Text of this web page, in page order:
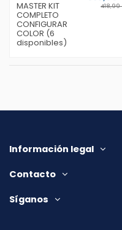
MASTER KIT
COMPLETO
CONFIGURAR
COLOR (6
disponibles)
Información legal
Contacto
Síganos